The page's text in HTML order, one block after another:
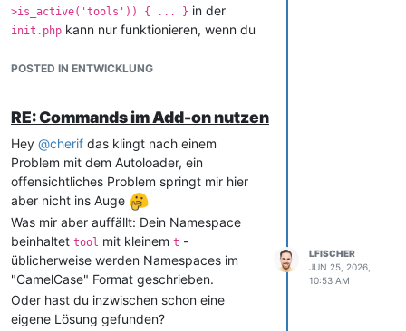
>is_active('tools')) { ... } in der
init.php kann nur funktionieren, wenn du
(auch über die CLI) eingeloggt bist.
Zum debuggen kannst du die Funktion
schreibt dann im Hintergrund eine Datei ins
i-doit Temp Verzeichnis:
temp/debug_output.txt.
Viele Grüße
Leo
POSTED IN ENTWICKLUNG
RE: Commands im Add-on nutzen
Hey @cherif das klingt nach einem
Problem mit dem Autoloader, ein
offensichtliches Problem springt mir hier
aber nicht ins Auge
Was mir aber auffällt: Dein Namespace
beinhaltet tool mit kleinem t -
üblicherweise werden Namespaces im
"CamelCase" Format geschrieben.
Oder hast du inzwischen schon eine
eigene Lösung gefunden?
LFISCHER
JUN 25, 2026,
10:53 AM